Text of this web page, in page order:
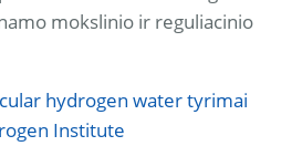
mokslinio ir reguliacinio
hydrogen water tyrimai
Institute